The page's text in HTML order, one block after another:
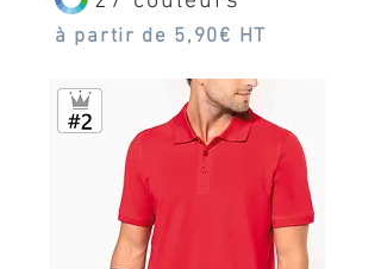
à partir de 5,90€ HT